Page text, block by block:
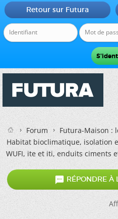
Retour sur Futura
Forum
Futura-Maison :
Habitat bioclimatique, isolation
WUFI, ite et iti, enduits ciments
 RÉPONDRE À